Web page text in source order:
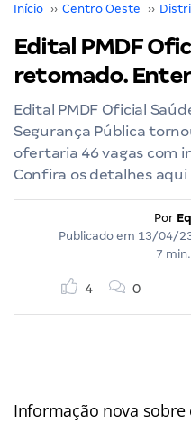
Início ›› Centro Oeste ››
Edital PMDF
retomado.
Edital PMDF Oficial
Segurança Pública
ofertaria 46 vagas com
Confira os detalhes aqui
Por
Publicado em 13/04/
7
4 0
Informação nova sobre